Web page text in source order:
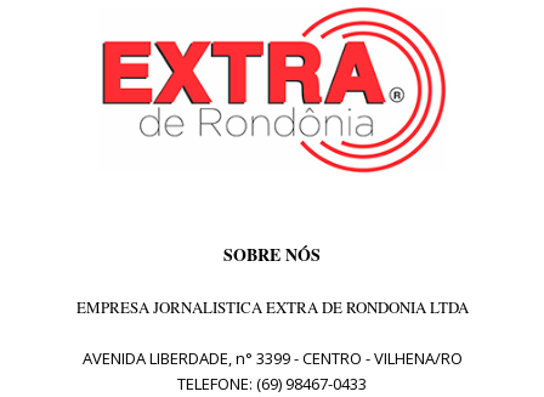
SOBRE NÓS
EMPRESA JORNALISTICA EXTRA DE RONDONIA LTDA
AVENIDA LIBERDADE, n° 3399 - CENTRO - VILHENA/RO
TELEFONE: (69) 98467-0433